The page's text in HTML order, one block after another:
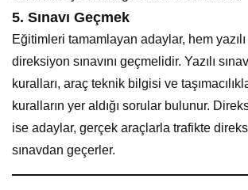
5. Sınavı Geçmek
Eğitimleri tamamlayan adaylar, hem
direksiyon sınavını geçmelidir. Yazılı
kuralları, araç teknik bilgisi ve
kuralların yer aldığı sorular bulunur.
ise adaylar, gerçek araçlarla trafikte
sınavdan geçerler.